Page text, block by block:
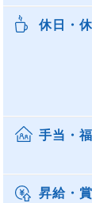
休日・
手当・
昇給・